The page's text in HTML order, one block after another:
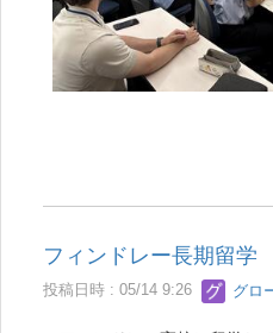
フィンドレー長期留
投稿日時 : 05/14 9:26 グロ